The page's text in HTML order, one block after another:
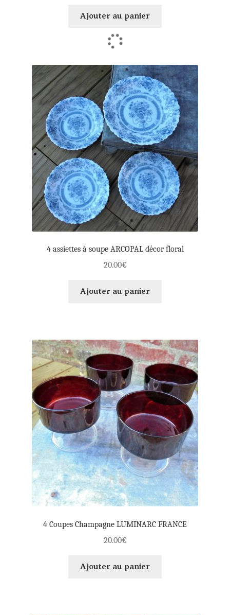
Ajouter au panier
4 assiettes à soupe ARCOPAL décor floral
20.00€
Ajouter au panier
4 Coupes Champagne LUMINARC FRANCE
20.00€
Ajouter au panier